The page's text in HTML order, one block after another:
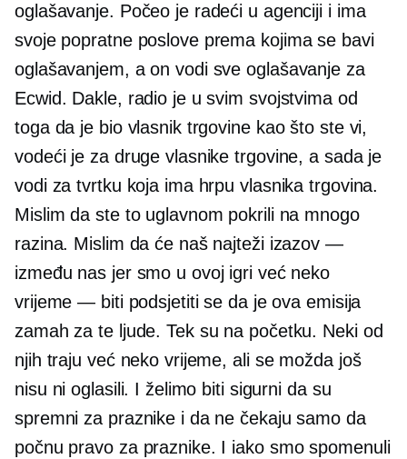
oglašavanje. Počeo je radeći u agenciji i ima
svoje popratne poslove prema kojima se bavi
oglašavanjem, a on vodi sve oglašavanje za
Ecwid. Dakle, radio je u svim svojstvima od
toga da je bio vlasnik trgovine kao što ste vi,
vodeći je za druge vlasnike trgovine, a sada je
vodi za tvrtku koja ima hrpu vlasnika trgovina.
Mislim da ste to uglavnom pokrili na mnogo
razina. Mislim da će naš najteži izazov —
između nas jer smo u ovoj igri već neko
vrijeme — biti podsjetiti se da je ova emisija
zamah za te ljude. Tek su na početku. Neki od
njih traju već neko vrijeme, ali se možda još
nisu ni oglasili. I želimo biti sigurni da su
spremni za praznike i da ne čekaju samo da
počnu pravo za praznike. I iako smo spomenuli